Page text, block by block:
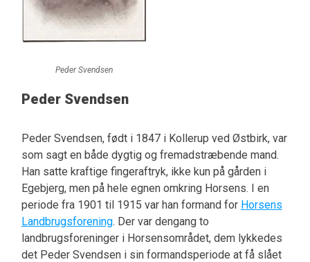
Peder Svendsen
Peder Svendsen
Peder Svendsen, født i 1847 i Kollerup ved Østbirk, var
som sagt en både dygtig og fremadstræbende mand.
Han satte kraftige fingeraftryk, ikke kun på gården i
Egebjerg, men på hele egnen omkring Horsens. I en
periode fra 1901 til 1915 var han formand for Horsens
Landbrugsforening. Der var dengang to
landbrugsforeninger i Horsensområdet, dem lykkedes
det Peder Svendsen i sin formandsperiode at få slået